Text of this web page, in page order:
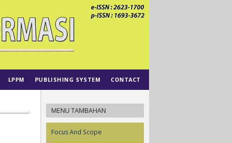
MENU TAMBAHAN
Focus And Scope
LPPM PUBLISHING SYSTEM CONTACT